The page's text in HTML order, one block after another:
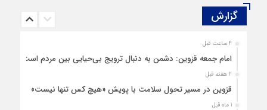
گزارش‌
4 ساعت قبل
امام جمعه قزوین: دشمن به دنبال ترویج بی‌حیایی بین مردم است
2 هفته قبل
قزوین در مسیر تحول سلامت با پویش «هیچ‌ کس تنها نیست»
1 ماه قبل